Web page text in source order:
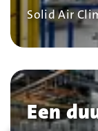
Bedrijf
Solid Air
Een